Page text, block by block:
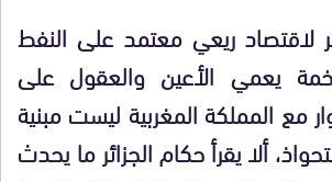
لاقتصاد ريعي معتمد على النفط
يعمي الأعين والعقول على
مع المملكة المغربية ليست مبنية
ألا يقرأ حكام الجزائر ما يحدث